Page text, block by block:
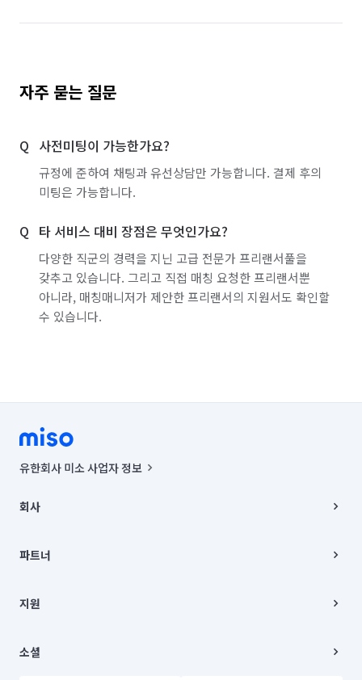
자주 묻는 질문
사전미팅이 가능한가요?
규정에 준하여 채팅과 유선상담만 가능합니다. 결제 후의
미팅은 가능합니다.
타 서비스 대비 장점은 무엇인가요?
다양한 직군의 경력을 지닌 고급 전문가 프리랜서풀을
갖추고 있습니다. 그리고 직접 매칭 요청한 프리랜서뿐
아니라, 매칭매니저가 제안한 프리랜서의 지원서도 확인할
수 있습니다.
유한회사 미소 사업자 정보
00019 |
주소 | 본사: 서울특별시 종로구 율곡로 6(중학동, 트윈트리빌딩) B동 5층
컨택센터 : 서울특별시 종로구 수송동 율곡로 24, 7층, 8층 미소
상품, 상품정보, 거래에 관한 의무와 책임은 거래당사자에게 있습니다.
언론 보도 관련 문의:
© 유한회사 미소. Miso, Inc. All Rights Reserved.
회사
채용
파트너
이사
지원
이용약관
소셜